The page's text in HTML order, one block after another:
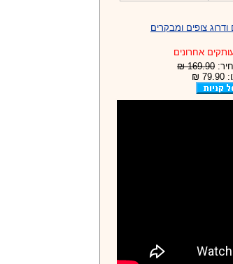
צופים ומבקרים
אחרונים
169.90 ₪
₪